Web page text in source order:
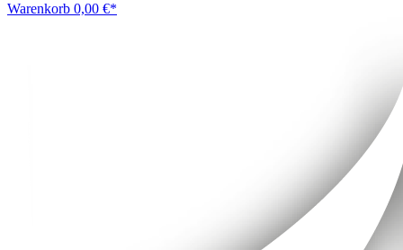
Warenkorb 0,00 €*